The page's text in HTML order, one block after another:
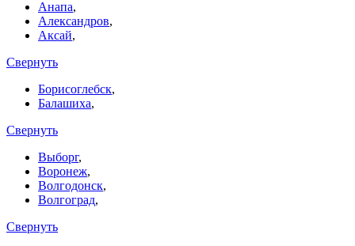
Анапа,
Александров,
Аксай,
Свернуть
Борисоглебск,
Балашиха,
Свернуть
Выборг,
Воронеж,
Волгодонск,
Волгоград,
Свернуть